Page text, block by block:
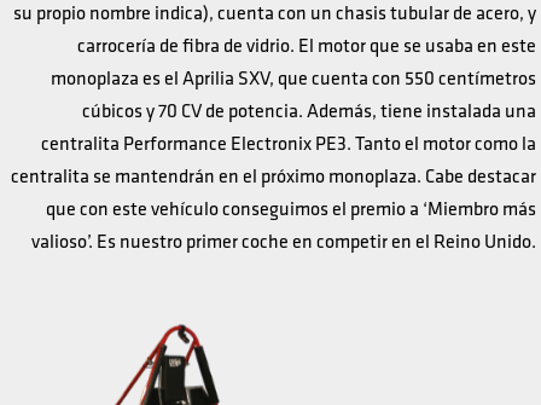
su propio nombre indica), cuenta con un chasis tubular de acero, y
carrocería de fibra de vidrio. El motor que se usaba en este
monoplaza es el Aprilia SXV, que cuenta con 550 centímetros
cúbicos y 70 CV de potencia. Además, tiene instalada una
centralita Performance Electronix PE3. Tanto el motor como la
centralita se mantendrán en el próximo monoplaza. Cabe destacar
que con este vehículo conseguimos el premio a ‘Miembro más
valioso’. Es nuestro primer coche en competir en el Reino Unido.